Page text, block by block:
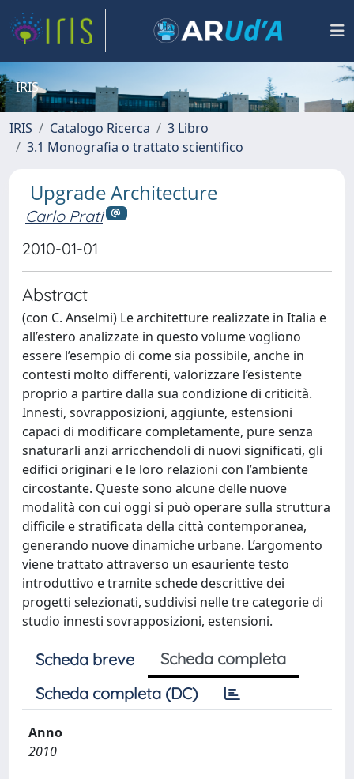
IRIS
IRIS Catalogo Ricerca
3 Libro
3.1 Monografia o trattato scientifico
Upgrade Architecture
Carlo Prati
2010-01-01
Abstract
(con C. Anselmi) Le architetture realizzate in Italia e
all’estero analizzate in questo volume vogliono
essere l’esempio di come sia possibile, anche in
contesti molto differenti, valorizzare l’esistente
proprio a partire dalla sua condizione di criticità.
Innesti, sovrapposizioni, aggiunte, estensioni
capaci di modificare completamente, pure senza
snaturarli anzi arricchendoli di nuovi significati, gli
edifici originari e le loro relazioni con l’ambiente
circostante. Queste sono alcune delle nuove
modalità con cui oggi si può operare sulla struttura
difficile e stratificata della città contemporanea,
generando nuove dinamiche urbane. L’argomento
viene trattato attraverso un esauriente testo
introduttivo e tramite schede descrittive dei
progetti selezionati, suddivisi nelle tre categorie di
studio innesti sovrapposizioni, estensioni.
Scheda breve
Scheda completa
Scheda completa (DC)
Anno
2010